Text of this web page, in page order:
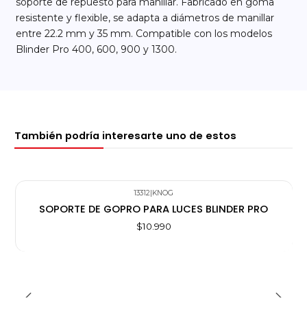
resistente y flexible, se adapta a diámetros de manillar
entre 22.2 mm y 35 mm. Compatible con los modelos
Blinder Pro 400, 600, 900 y 1300.
También podría interesarte uno de estos
13312|KNOG
SOPORTE DE GOPRO PARA LUCES BLINDER PRO
$10.990